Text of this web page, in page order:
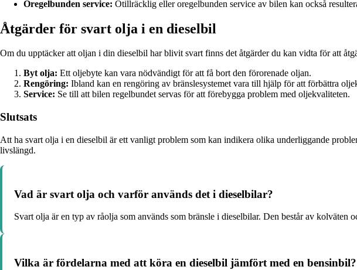
Oregelbunden service: Otillräcklig eller oregelbunden service av bilen kan också
Åtgärder för svart olja i en dieselbil
Om du upptäcker att oljan i din dieselbil har blivit svart finns det åtgärder du kan vidta för att
Byt olja: Ett oljebyte kan vara nödvändigt för att få bort den förorenade oljan.
Rengöring: Ibland kan en rengöring av bränslesystemet vara till hjälp för att förbättra
Service: Se till att bilen regelbundet servas för att förebygga problem med oljekvaliteten.
Slutsats
Att ha svart olja i en dieselbil är ett vanligt problem som kan indikera olika underliggande
livslängd.
Vad är svart olja och varför används det i dieselbilar?
Svart olja är en typ av råolja som används som bränsle i dieselbilar. Den består av
Vilka är fördelarna med att köra en dieselbil jämfört med en bensinbil?